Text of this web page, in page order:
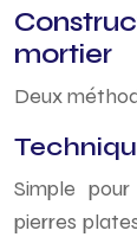
mortier
Deux
Simple
pierres